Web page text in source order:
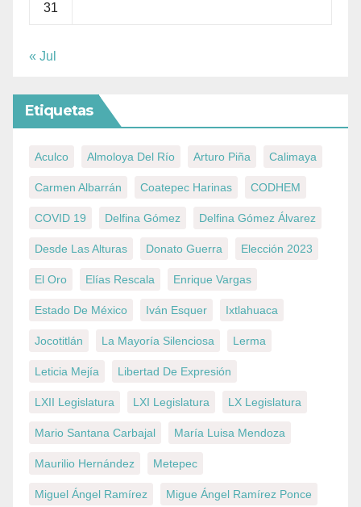
31
« Jul
Etiquetas
Aculco Almoloya Del Río Arturo Piña Calimaya
Carmen Albarrán Coatepec Harinas CODHEM
COVID 19 Delfina Gómez Delfina Gómez Álvarez
Desde Las Alturas Donato Guerra Elección 2023
El Oro Elías Rescala Enrique Vargas
Estado De México Iván Esquer Ixtlahuaca
Jocotitlán La Mayoría Silenciosa Lerma
Leticia Mejía Libertad De Expresión
LXII Legislatura LXI Legislatura LX Legislatura
Mario Santana Carbajal María Luisa Mendoza
Maurilio Hernández Metepec
Miguel Ángel Ramírez Migue Ángel Ramírez Ponce